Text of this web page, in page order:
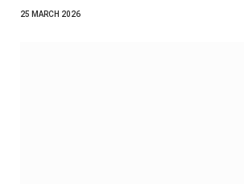
25 MARCH 2026